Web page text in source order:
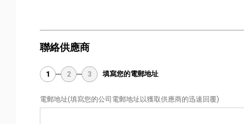
聯絡供應商
1 2 3 填寫您的電郵地址
電郵地址(填寫您的公司電郵地址以獲取供應商的迅速回覆)